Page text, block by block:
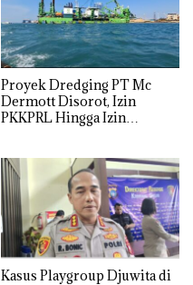
Proyek Dredging PT Mc
Dermott Disorot, Izin
PKKPRL Hingga Izin
Kasus Playgroup Djuwita di